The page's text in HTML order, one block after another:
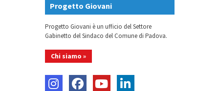
Progetto Giovani
Progetto Giovani è un ufficio del Settore
Gabinetto del Sindaco del Comune di Padova.
Chi siamo »